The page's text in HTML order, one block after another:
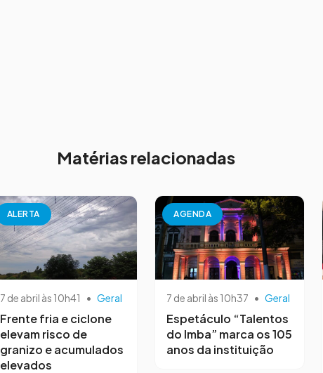
Matérias relacionadas
ALERTA
7 de abril às 10h41 • Geral
Frente fria e ciclone
elevam risco de
granizo e acumulados
elevados
AGENDA
7 de abril às 10h37 • Geral
Espetáculo “Talentos
do Imba” marca os 105
anos da instituição